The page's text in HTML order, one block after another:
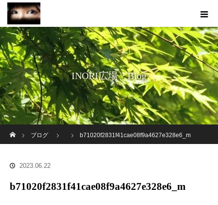
INORI広場 Blog
ブログ
b71020f2831f41cae08f9a4627e328e6_m
2023.06.22
b71020f2831f41cae08f9a4627e328e6_m